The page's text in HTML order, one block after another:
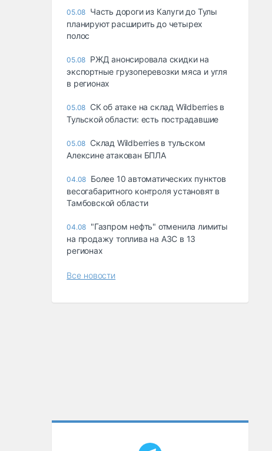
05.08 Часть дороги из Калуги до Тулы
планируют расширить до четырех
полос
05.08 РЖД анонсировала скидки на
экспортные грузоперевозки мяса и угля
в регионах
05.08 СК об атаке на склад Wildberries в
Тульской области: есть пострадавшие
05.08 Склад Wildberries в тульском
Алексине атакован БПЛА
04.08 Более 10 автоматических пунктов
весогабаритного контроля установят в
Тамбовской области
04.08 "Газпром нефть" отменила лимиты
на продажу топлива на АЗС в 13
регионах
Все новости